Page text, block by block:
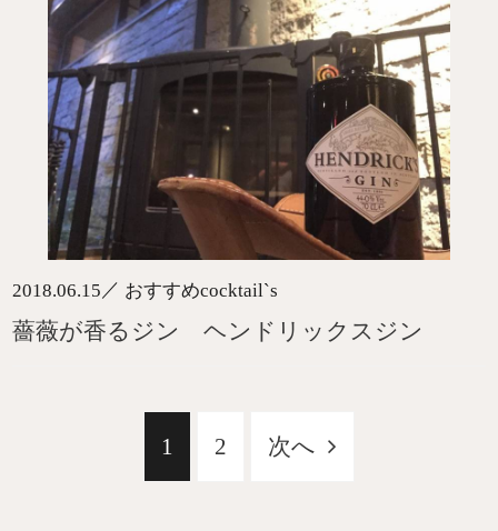
2018.06.15 ／ おすすめcocktail`s
薔薇が香るジン ヘンドリックスジン
1 2 次へ